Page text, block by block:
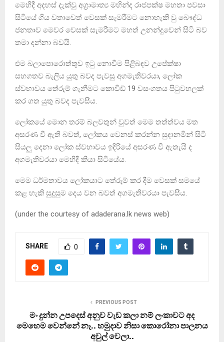
මෙහිදී අදහස් දැක්වු අග්‍රාමාත්‍ය මහින්ද රාජපක්ෂ මහතා පවසා
සිටියේ ගිය වතාවෙත් වෙසක් සැමරීමට නොහැකි වු බෞද්ධ
ජනතාව මෙවර වෙසක් සැමරීමට මහත් උනන්දුවෙන් සිටි බව
තමා දන්නා බවයි.
එම බලාපොරොත්තුව ඉටු නොවීම පිළිබඳව උපේක්ෂා
සහගතව බැලිය යුතු බවද පැවසු අගමැතිවරයා, ලෝක
ස්වභාවය තේරුම් ගැනීමට කොවිඩ් 19 වසංගතය පිටුවහලක්
කර ගත යුතු බවද පැවසීය.
ලෝකයේ මොන තරම් බලවතුන් වුවත් මෙම තත්ත්වය මත
අසරණ වී ඇති බවත්, ලෝකය වෙනස් කරන්න සුදානමින් සිටි
සියලු දෙනා ලෝක ස්වභාවය ඉදිරියේ අසරණ වී ඇතැයි ද
අගමැතිවරයා මෙහිදී කියා සිටියේය.
මෙම ධර්මතාවය ලෝකයාට තේරුම් කර දීම වෙසක් සමයේ
කළ හැකි සුදුසුම දෙය වන බවත් අගමැතිවරයා පැවසීය.
(under the courtesy of adaderana.lk news web)
SHARE 0
PREVIOUS POST
මං දුන්න උපදෙස් අනුව වැඩ කලා නම් ලංකාවට අද
මෙහෙම වෙන්නේ නෑ.. හමුදාව නිසා කොරෝනා පාලනය
අවුල් වෙලා..